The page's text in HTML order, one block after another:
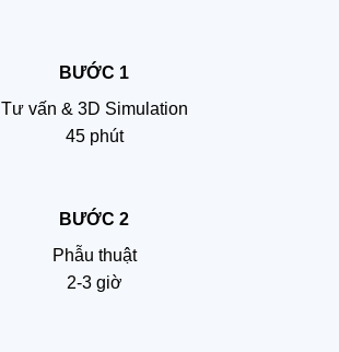
BƯỚC 1
Tư vấn & 3D Simulation
45 phút
BƯỚC 2
Phẫu thuật
2-3 giờ